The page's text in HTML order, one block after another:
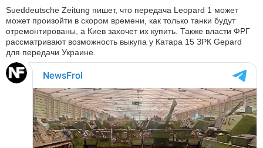
АВТО И МОТО
ЭГОИЗМ
Sueddeutsche Zeitung пишет, что передача Leopard 1 может
может произойти в скором времени, как только танки будут
отремонтированы, а Киев захочет их купить. Также власти ФРГ
рассматривают возможность выкупа у Катара 15 ЗРК Gepard
для передачи Украине.